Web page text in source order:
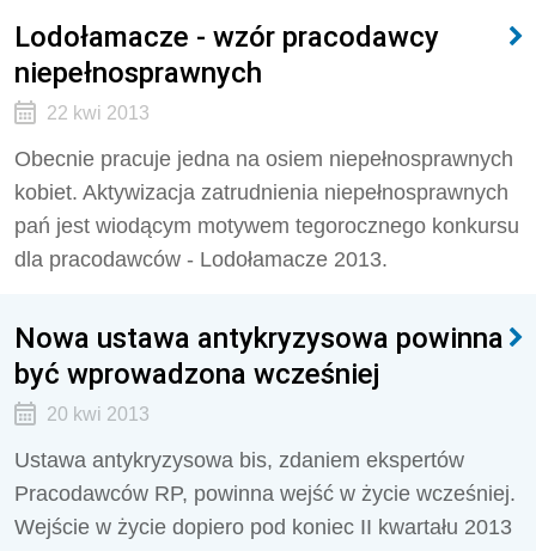
Lodołamacze - wzór pracodawcy
niepełnosprawnych
22 kwi 2013
Obecnie pracuje jedna na osiem niepełnosprawnych
kobiet. Aktywizacja zatrudnienia niepełnosprawnych
pań jest wiodącym motywem tegorocznego konkursu
dla pracodawców - Lodołamacze 2013.
Nowa ustawa antykryzysowa powinna
być wprowadzona wcześniej
20 kwi 2013
Ustawa antykryzysowa bis, zdaniem ekspertów
Pracodawców RP, powinna wejść w życie wcześniej.
Wejście w życie dopiero pod koniec II kwartału 2013